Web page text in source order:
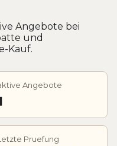
Angebote bei
und
Kauf.
Angebote
Pruefung